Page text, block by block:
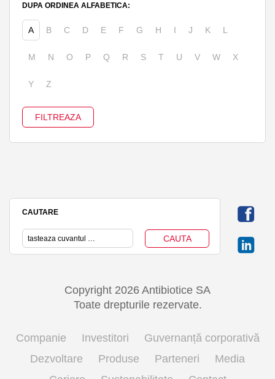
DUPA ORDINEA ALFABETICA:
A B C D E F G H I J K L
M N O P Q R S T U V W X
Y Z
CAUTARE
Copyright 2026 Antibiotice SA
Toate drepturile rezervate.
Companie Investitori
Guvernanță corporativă
Dezvoltare
Produse Parteneri
Media